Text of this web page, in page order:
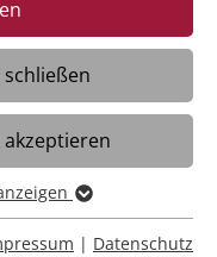
Ein Termin,
der
Teresa vom
Spannung
in das
Funktionen
| Datenschutz